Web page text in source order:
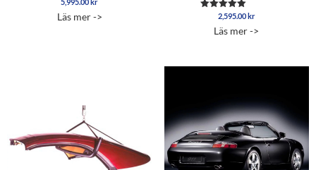
5,995.00 kr
Läs mer ->
Betygsatt
av 5
2,595.00 kr
Läs mer ->